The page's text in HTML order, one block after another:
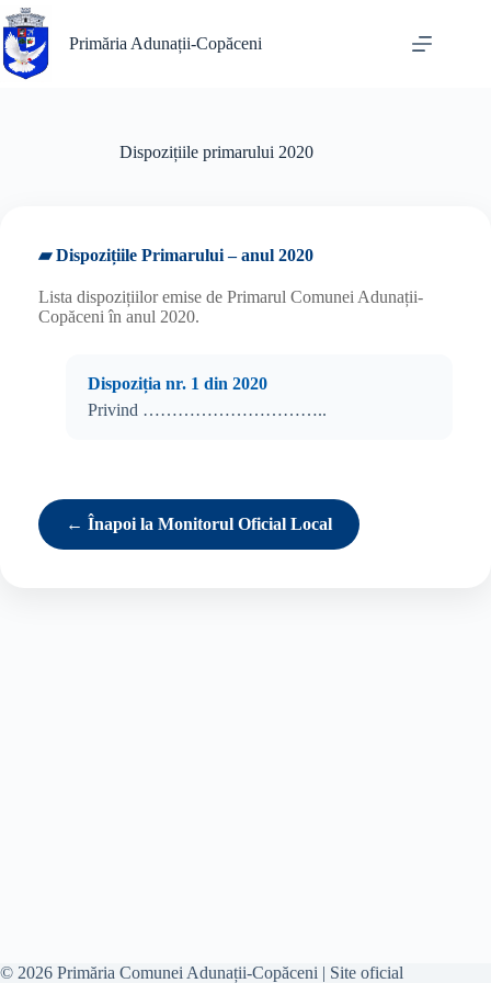
Sari
la
conținut
Primăria Adunații-Copăceni
Dispozițiile primarului 2020
▰ Dispozițiile Primarului – anul 2020
Lista dispozițiilor emise de Primarul Comunei Adunații-
Copăceni în anul 2020.
Dispoziția nr. 1 din 2020
Privind …………………………..
← Înapoi la Monitorul Oficial Local
© 2026 Primăria Comunei Adunații-Copăceni | Site oficial